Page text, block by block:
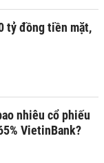
tỷ đồng tiền mặt,
nhiêu cổ phiếu
VietinBank?